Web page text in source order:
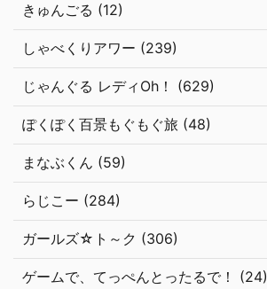
きゅんごる (12)
しゃべくりアワー (239)
じゃんぐる レディOh！ (629)
ぽくぽく百景もぐもぐ旅 (48)
まなぶくん (59)
らじこー (284)
ガールズ☆ト～ク (306)
ゲームで、てっぺんとったるで！ (24)